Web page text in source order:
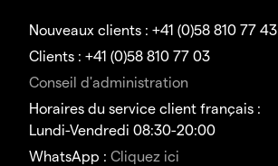
Nouveaux clients : +41 (0)58 810 77 43
Clients : +41 (0)58 810 77 03
Conseil d'administration
Horaires du service client français :
Lundi-Vendredi 08:30-20:00
WhatsApp : Cliquez ici